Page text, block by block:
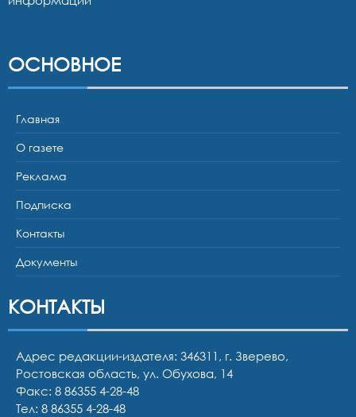
ОСНОВНОЕ
Главная
О газете
Реклама
Подписка
Контакты
Документы
КОНТАКТЫ
Адрес редакции-издателя: 346311, г. Зверево,
Ростовская область, ул. Обухова, 14
Факс: 8 86355 4-28-48
Тел: 8 86355 4-28-48